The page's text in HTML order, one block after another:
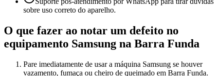
sobre uso correto do aparelho.
O que fazer ao notar um defeito no
equipamento Samsung na Barra Funda
Pare imediatamente de usar a máquina Samsung se houver
vazamento, fumaça ou cheiro de queimado em Barra Funda.